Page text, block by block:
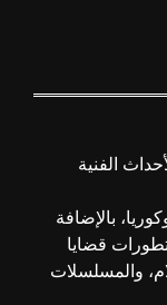
الفنية
بالإضافة
تطورات قضايا
والمسلسلات